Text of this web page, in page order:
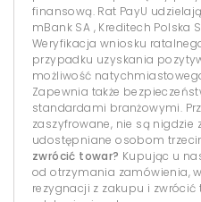
finansową. Rat PayU
mBank SA , Kreditech Polska
Weryfikacja wniosku
przypadku uzyskania
możliwość
Zapewnia także
standardami branżowymi.
zaszyfrowane, nie są nigdzie
udostępniane osobom
zwrócić towar? Kupując u
od otrzymania zamówienia,
rezygnacji z zakupu i zwrócić